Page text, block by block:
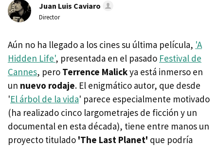
Juan Luis Caviaro
Director
Aún no ha llegado a los cines su última película, 'A
Hidden Life', presentada en el pasado Festival de
Cannes, pero Terrence Malickya está inmerso en
un nuevo rodaje. El enigmático autor, que desde
'El árbol de la vida' parece especialmente motivado
(ha realizado cinco largometrajes de ficción y un
documental en esta década), tiene entre manos un
proyecto titulado 'The Last Planet' que podría